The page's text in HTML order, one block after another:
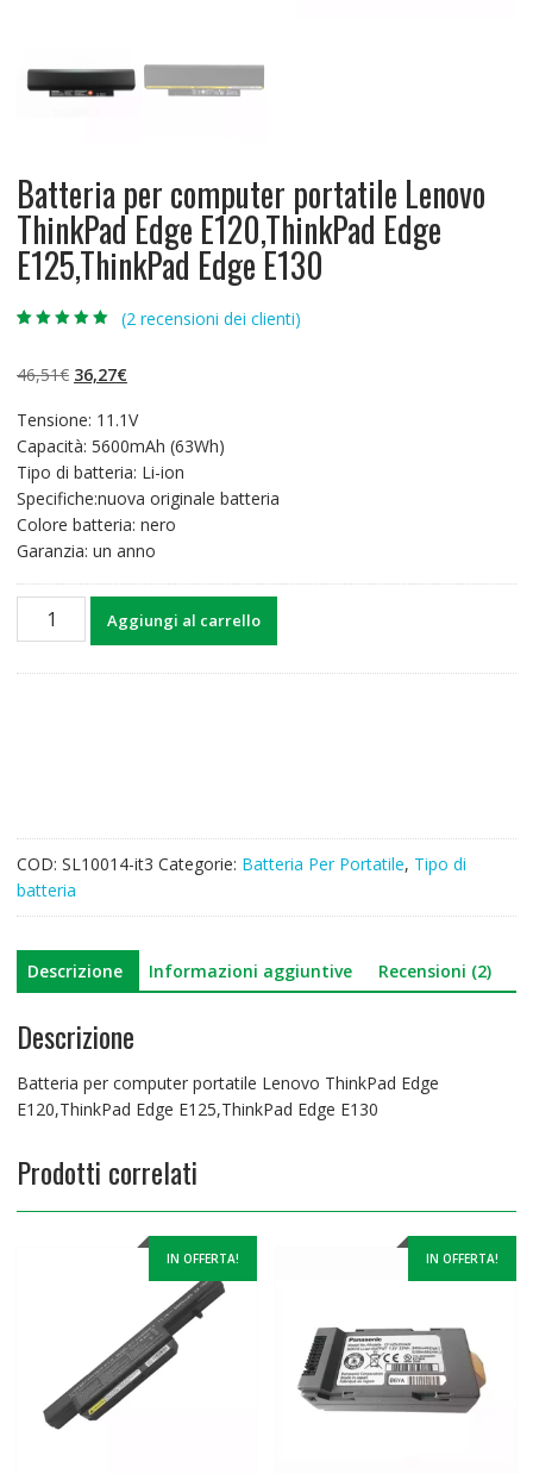
Batteria per computer portatile Lenovo
ThinkPad Edge E120,ThinkPad Edge
E125,ThinkPad Edge E130
base di
recensioni
(2 recensioni dei clienti)
46,51€ Il
originale
era:
46,51€.
36,27€Il
attuale
è:
36,27€.
Tensione: 11.1V
Capacità: 5600mAh (63Wh)
Tipo di batteria: Li-ion
Specifiche:nuova originale batteria
Colore batteria: nero
Garanzia: un anno
Batteria
E125,ThinkPad
Edge
E130
quantità
Aggiungi al carrello
COD: SL10014-it3 Categorie: Batteria Per Portatile, Tipo di
batteria
Descrizione Informazioni aggiuntive Recensioni (2)
Descrizione
Batteria per computer portatile Lenovo ThinkPad Edge
E120,ThinkPad Edge E125,ThinkPad Edge E130
Prodotti correlati
IN OFFERTA! IN OFFERTA!